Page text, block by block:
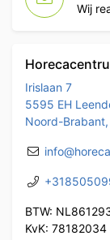
Wij
Irislaan 7
5595 EH
Noord-
BTW:
KvK: 78182034